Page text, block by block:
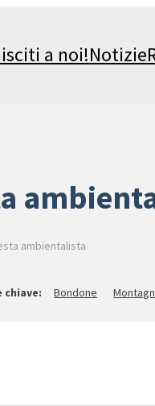
a noi!Notizie
ambientalista
Bondone